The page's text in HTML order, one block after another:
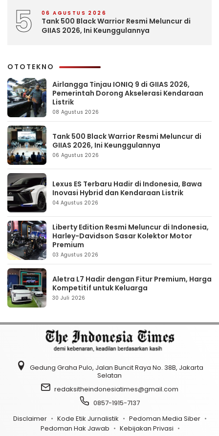
5 06 AGUSTUS 2026
Tank 500 Black Warrior Resmi Meluncur di
GIIAS 2026, Ini Keunggulannya
OTOTEKNO
Airlangga Tinjau IONIQ 9 di GIIAS 2026,
Pemerintah Dorong Akselerasi Kendaraan
Listrik
08 Agustus 2026
Tank 500 Black Warrior Resmi Meluncur di
GIIAS 2026, Ini Keunggulannya
06 Agustus 2026
Lexus ES Terbaru Hadir di Indonesia, Bawa
Inovasi Hybrid dan Kendaraan Listrik
04 Agustus 2026
Liberty Edition Resmi Meluncur di Indonesia,
Harley-Davidson Sasar Kolektor Motor
Premium
03 Agustus 2026
Aletra L7 Hadir dengan Fitur Premium, Harga
Kompetitif untuk Keluarga
30 Juli 2026
Gedung Graha Pulo, Jalan Buncit Raya No. 38B, Jakarta
Selatan
redaksitheindonesiatimes@gmail.com
0857-1915-7137
Disclaimer
Kode Etik Jurnalistik
Pedoman Media Siber
Pedoman Hak Jawab
Kebijakan Privasi